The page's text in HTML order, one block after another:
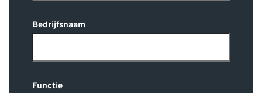
Bedrijfsnaam
Functie